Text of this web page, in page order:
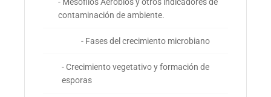
contaminación de ambiente.
- Fases del crecimiento microbiano
- Crecimiento vegetativo y formación de
esporas